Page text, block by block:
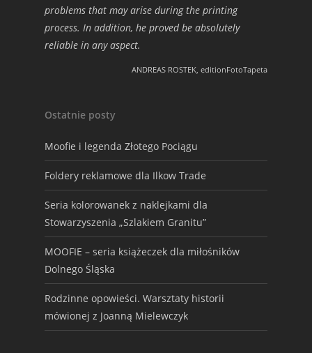
problems that may arise during the printing
process. In addition, he proved be absolutely
reliable in any aspect.
ANDREAS ROSTEK, editionFotoTapeta
Ostatnie posty
Moofie i legenda Złotego Pociągu
Foldery reklamowe dla Ilkow Trade
Seria kolorowanek z naklejkami dla
Stowarzyszenia „Szlakiem Granitu”
MOOFIE – seria książeczek dla miłośników
Dolnego Śląska
Rodzinne opowieści. Warsztaty historii
mówionej z Joanną Mielewczyk